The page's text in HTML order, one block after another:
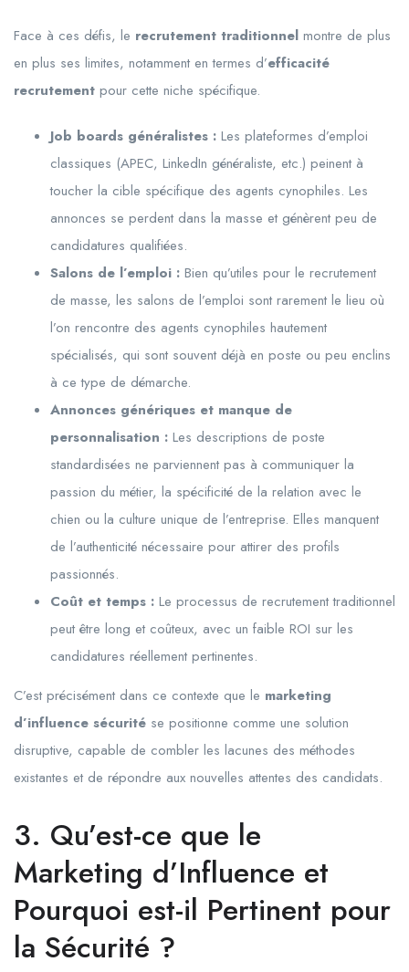
Face à ces défis, le recrutement traditionnel montre de plus
en plus ses limites, notamment en termes d’efficacité
recrutement pour cette niche spécifique.
Job boards généralistes : Les plateformes d’emploi
classiques (APEC, LinkedIn généraliste, etc.) peinent à
toucher la cible spécifique des agents cynophiles. Les
annonces se perdent dans la masse et génèrent peu de
candidatures qualifiées.
Salons de l’emploi : Bien qu’utiles pour le recrutement
de masse, les salons de l’emploi sont rarement le lieu où
l’on rencontre des agents cynophiles hautement
spécialisés, qui sont souvent déjà en poste ou peu enclins
à ce type de démarche.
Annonces génériques et manque de
personnalisation : Les descriptions de poste
standardisées ne parviennent pas à communiquer la
passion du métier, la spécificité de la relation avec le
chien ou la culture unique de l’entreprise. Elles manquent
de l’authenticité nécessaire pour attirer des profils
passionnés.
Coût et temps : Le processus de recrutement traditionnel
peut être long et coûteux, avec un faible ROI sur les
candidatures réellement pertinentes.
C’est précisément dans ce contexte que le marketing
d’influence sécurité se positionne comme une solution
disruptive, capable de combler les lacunes des méthodes
existantes et de répondre aux nouvelles attentes des candidats.
3. Qu’est-ce que le
Marketing d’Influence et
Pourquoi est-il Pertinent pour
la Sécurité ?